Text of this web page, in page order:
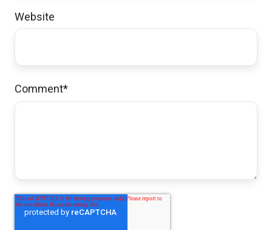
Website
Comment*